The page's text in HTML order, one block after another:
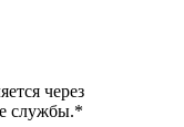
через
службы.*